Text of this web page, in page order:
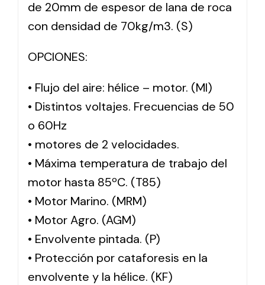
de 20mm de espesor de lana de roca
con densidad de 70kg/m3. (S)
OPCIONES:
• Flujo del aire: hélice – motor. (MI)
• Distintos voltajes. Frecuencias de 50
o 60Hz
• motores de 2 velocidades.
• Máxima temperatura de trabajo del
motor hasta 85ºC. (T85)
• Motor Marino. (MRM)
• Motor Agro. (AGM)
• Envolvente pintada. (P)
• Protección por cataforesis en la
envolvente y la hélice. (KF)